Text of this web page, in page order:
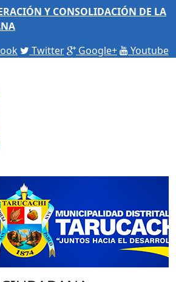
Y CONSOLIDACIÓN DE LA
Twitter Google+ Youtube